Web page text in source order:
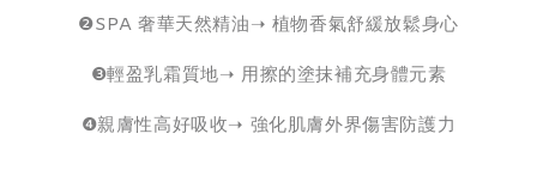
❷SPA 奢華天然精油➝ 植物香氣舒緩放鬆身心
❸輕盈乳霜質地➝ 用擦的塗抹補充身體元素
❹親膚性高好吸收➝ 強化肌膚外界傷害防護力